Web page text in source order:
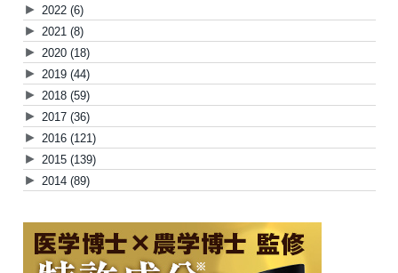
► 2022 (6)
► 2021 (8)
► 2020 (18)
► 2019 (44)
► 2018 (59)
► 2017 (36)
► 2016 (121)
► 2015 (139)
► 2014 (89)